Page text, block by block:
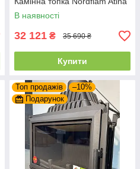
В наявності
32 121 ₴ 35 690 ₴
Купити
Топ продажів
–10%
Подарунок